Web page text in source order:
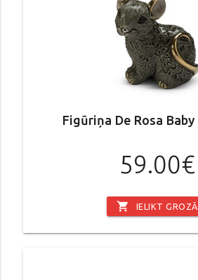
Figūriņa De Rosa
59.00€
shopping_cart IELIKT GROZĀ